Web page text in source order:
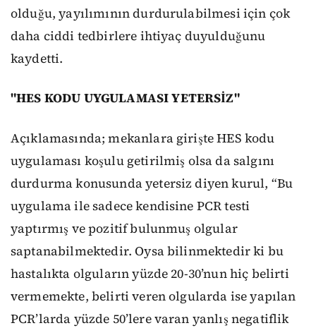
olduğu, yayılımının durdurulabilmesi için çok
daha ciddi tedbirlere ihtiyaç duyulduğunu
kaydetti.
"HES KODU UYGULAMASI YETERSİZ"
Açıklamasında; mekanlara girişte HES kodu
uygulaması koşulu getirilmiş olsa da salgını
durdurma konusunda yetersiz diyen kurul, “Bu
uygulama ile sadece kendisine PCR testi
yaptırmış ve pozitif bulunmuş olgular
saptanabilmektedir. Oysa bilinmektedir ki bu
hastalıkta olguların yüzde 20-30’nun hiç belirti
vermemekte, belirti veren olgularda ise yapılan
PCR’larda yüzde 50’lere varan yanlış negatiflik